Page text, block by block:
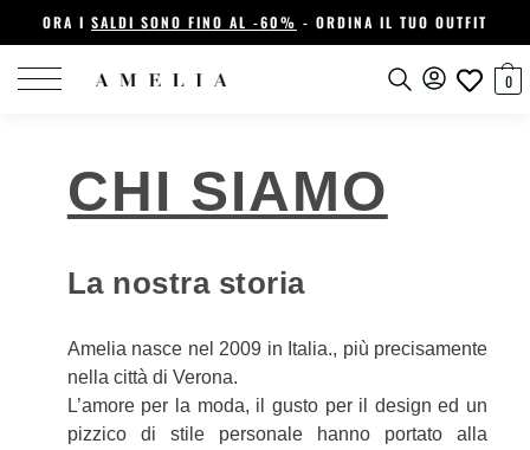
ORA I SALDI SONO FINO AL -60% - ORDINA IL TUO OUTFIT
0
CHI SIAMO
La nostra storia
Amelia nasce nel 2009 in Italia., più precisamente
nella città di Verona.
L’amore per la moda, il gusto per il design ed un
pizzico di stile personale hanno portato alla